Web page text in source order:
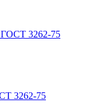
ГОСТ 3262-75
3262-75